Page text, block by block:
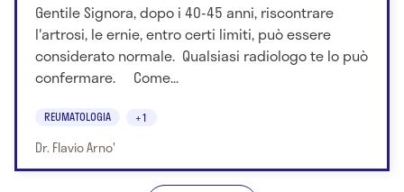
Gentile Signora, dopo i 40-45 anni, riscontrare
l'artrosi, le ernie, entro certi limiti, può essere
considerato normale. Qualsiasi radiologo te lo può
confermare. Come...
REUMATOLOGIA +1
Dr. Flavio Arno'